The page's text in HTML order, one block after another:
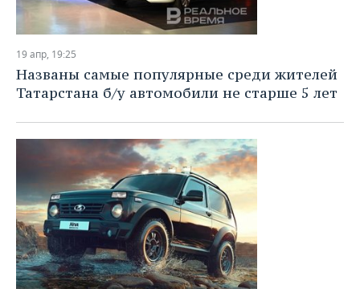
19 апр, 19:25
Названы самые популярные среди жителей
Татарстана б/у автомобили не старше 5 лет